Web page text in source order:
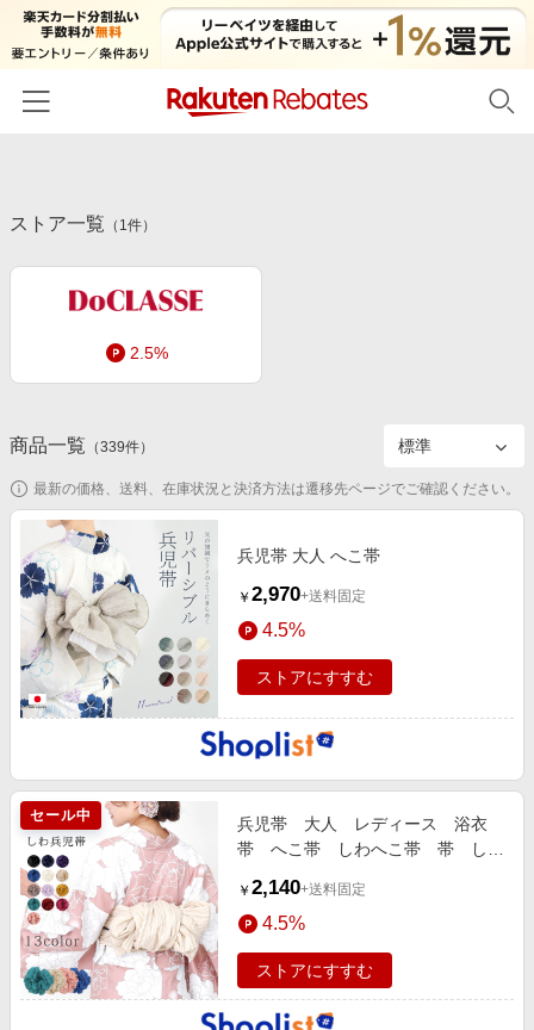
カテゴリー一覧
百貨店・総合ECモール
ファッション・インナー・小物
食品・スイーツ・お酒
家電・PC・スマホ・カメラ
エンタメ
スポーツ・アウトドア・ゴルフ
インテリア・寝具
ペット・花・DIY・車
旅行・レジャー・ホテル予約
金融・マネー・保険
デジタルコンテンツ
ビジネス・その他サービス
初回購入者限定特典
新着ストアのご紹介
電子書籍特集
楽天ペイ導入ストア
楽天サービス特集
旅行特集
わくわく夏特集
とことん買い物チャレンジ
Apple公式サイト×楽天カード分割払い
Samsung ボーナスキャンペーン
週末の高還元 夏の長期版
友達紹介
楽天IDでログイン/会員登録
ストア一覧 （ 1件）
2.5%
商品一覧 （339件）
最新の価格、送料、在庫状況と決済方法は遷移先ページでご確認ください。
兵児帯 大人 へこ帯
￥ 2,970+送料固定
4.5%
ストアにすすむ
セール中
兵児帯 大人 レディース 浴衣
帯 へこ帯 しわへこ帯 帯 しわ
￥ 2,140+送料固定
4.5%
ストアにすすむ